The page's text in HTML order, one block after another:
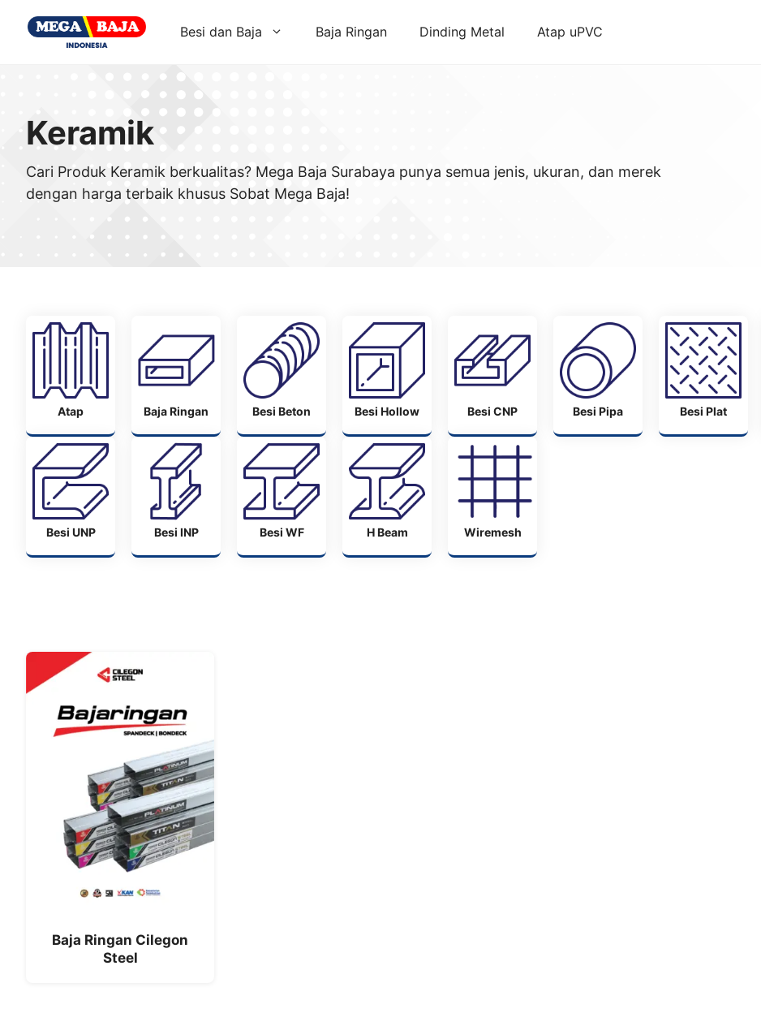
Besi dan Baja Baja Ringan Dinding Metal Atap uPVC
Keramik
Cari Produk Keramik berkualitas? Mega Baja Surabaya punya semua jenis, ukuran, dan merek
dengan harga terbaik khusus Sobat Mega Baja!
Atap Baja Ringan Besi Beton Besi Hollow Besi CNP Besi Pipa Besi Plat
Besi UNP Besi INP Besi WF H Beam Wiremesh
Baja Ringan Cilegon
Steel